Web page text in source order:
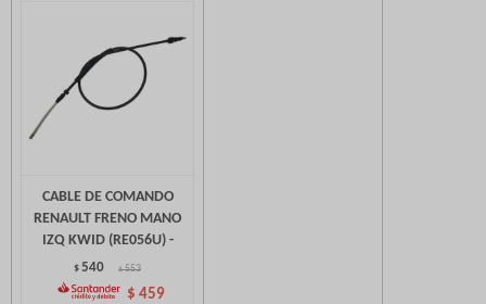
CABLE DE COMANDO
RENAULT FRENO MANO
IZQ KWID (RE056U) -
$540 $ 553
$ 459